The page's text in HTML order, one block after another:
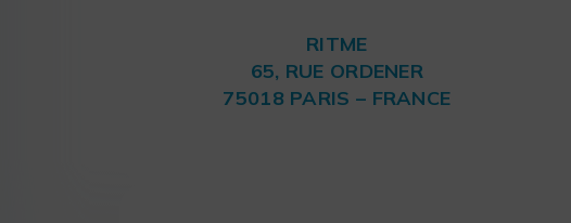
RITME
65, RUE ORDENER
75018 PARIS – FRANCE